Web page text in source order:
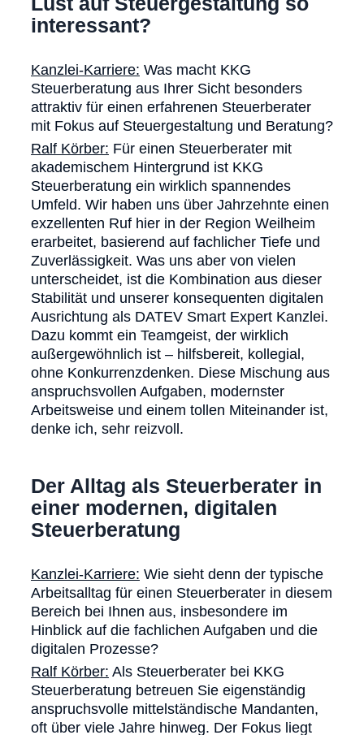
interessant?
Kanzlei-Karriere: Was macht KKG
Steuerberatung aus Ihrer Sicht besonders
attraktiv für einen erfahrenen Steuerberater
mit Fokus auf Steuergestaltung und Beratung?
Ralf Körber: Für einen Steuerberater mit
akademischem Hintergrund ist KKG
Steuerberatung ein wirklich spannendes
Umfeld. Wir haben uns über Jahrzehnte einen
exzellenten Ruf hier in der Region Weilheim
erarbeitet, basierend auf fachlicher Tiefe und
Zuverlässigkeit. Was uns aber von vielen
unterscheidet, ist die Kombination aus dieser
Stabilität und unserer konsequenten digitalen
Ausrichtung als DATEV Smart Expert Kanzlei.
Dazu kommt ein Teamgeist, der wirklich
außergewöhnlich ist – hilfsbereit, kollegial,
ohne Konkurrenzdenken. Diese Mischung aus
anspruchsvollen Aufgaben, modernster
Arbeitsweise und einem tollen Miteinander ist,
denke ich, sehr reizvoll.
Der Alltag als Steuerberater in
einer modernen, digitalen
Steuerberatung
Kanzlei-Karriere: Wie sieht denn der typische
Arbeitsalltag für einen Steuerberater in diesem
Bereich bei Ihnen aus, insbesondere im
Hinblick auf die fachlichen Aufgaben und die
digitalen Prozesse?
Ralf Körber: Als Steuerberater bei KKG
Steuerberatung betreuen Sie eigenständig
anspruchsvolle mittelständische Mandanten,
oft über viele Jahre hinweg. Der Fokus liegt